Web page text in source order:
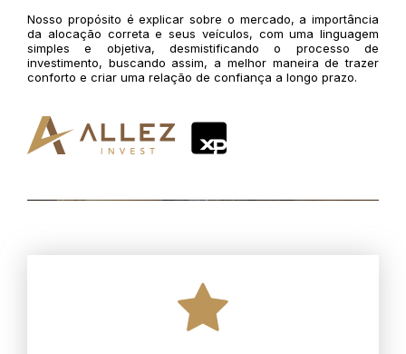
Nosso propósito é explicar sobre o mercado, a importância
da alocação correta e seus veículos, com uma linguagem
simples e objetiva, desmistificando o processo de
investimento, buscando assim, a melhor maneira de trazer
conforto e criar uma relação de confiança a longo prazo.